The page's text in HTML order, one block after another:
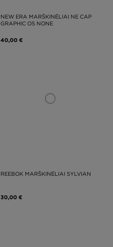
NEW ERA MARŠKINĖLIAI NE CAP
GRAPHIC OS NONE
40,00 €
REEBOK MARŠKINĖLIAI SYLVIAN
30,00 €